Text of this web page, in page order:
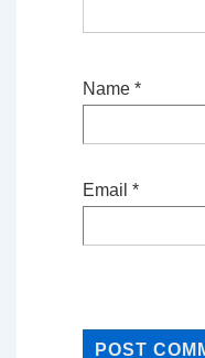
Name *
Email *